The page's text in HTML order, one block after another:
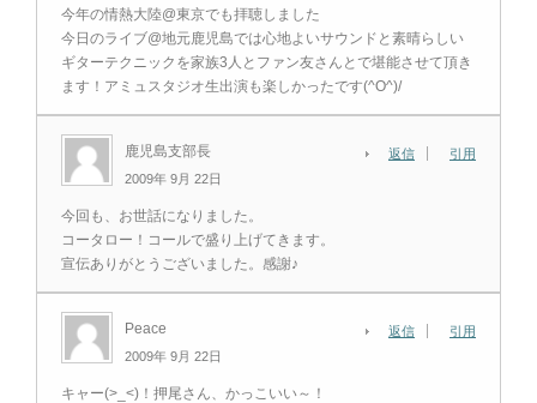
今年の情熱大陸@東京でも拝聴しました
今日のライブ@地元鹿児島では心地よいサウンドと素晴らしい
ギターテクニックを家族3人とファン友さんとで堪能させて頂き
ます！アミュスタジオ生出演も楽しかったです(^O^)/
鹿児島支部長
2009年 9月 22日
返信 引用
今回も、お世話になりました。
コータロー！コールで盛り上げてきます。
宣伝ありがとうございました。感謝♪
Peace
2009年 9月 22日
返信 引用
キャー(>_<)！押尾さん、かっこいい～！